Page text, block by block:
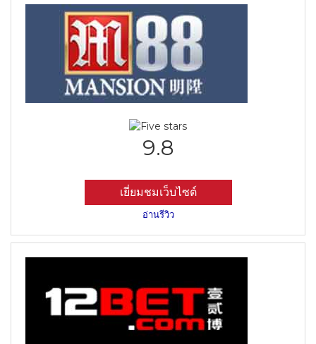
9.8
เยี่ยมชมเว็บไซต์
อ่านรีวิว